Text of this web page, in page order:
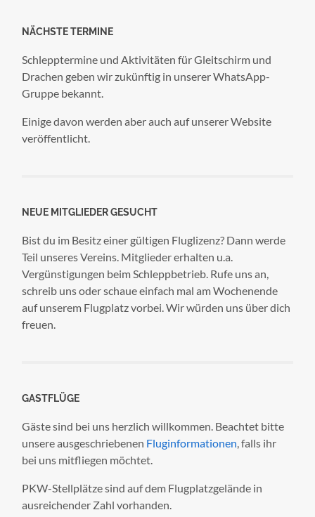
NÄCHSTE TERMINE
Schlepptermine und Aktivitäten für Gleitschirm und
Drachen geben wir zukünftig in unserer WhatsApp-
Gruppe bekannt.
Einige davon werden aber auch auf unserer Website
veröffentlicht.
NEUE MITGLIEDER GESUCHT
Bist du im Besitz einer gültigen Fluglizenz? Dann werde
Teil unseres Vereins. Mitglieder erhalten u.a.
Vergünstigungen beim Schleppbetrieb. Rufe uns an,
schreib uns oder schaue einfach mal am Wochenende
auf unserem Flugplatz vorbei. Wir würden uns über dich
freuen.
GASTFLÜGE
Gäste sind bei uns herzlich willkommen. Beachtet bitte
unsere ausgeschriebenen Fluginformationen , falls ihr
bei uns mitfliegen möchtet.
PKW-Stellplätze sind auf dem Flugplatzgelände in
ausreichender Zahl vorhanden.